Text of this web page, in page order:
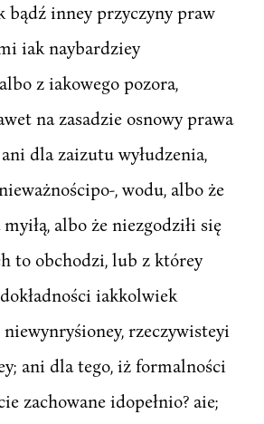
bądź inney przyczyny praw
iak naybardziey
z iakowego pozora,
na zasadzie osnowy prawa
dla zaizutu wyłudzenia,
, wodu, albo że
albo że niezgodziłi się
to obchodzi, lub z którey
iakkolwiek
rzeczywisteyi
ani dla tego, iż formalności
zachowane idopełnio? aie;